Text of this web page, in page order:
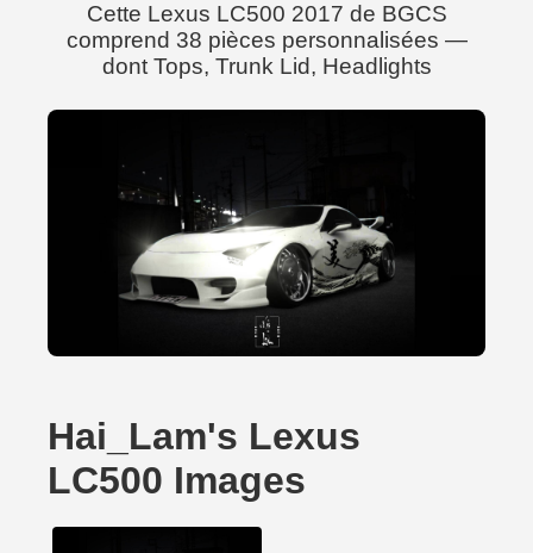
Cette Lexus LC500 2017 de BGCS
comprend 38 pièces personnalisées —
dont Tops, Trunk Lid, Headlights
Hai_Lam's Lexus
LC500 Images